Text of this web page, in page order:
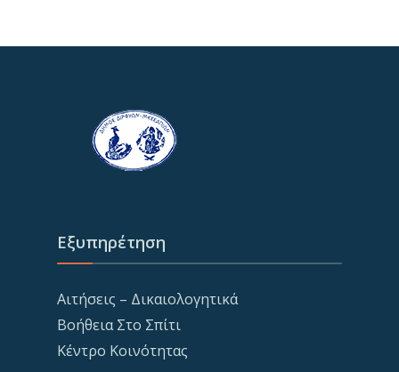
Εξυπηρέτηση
Αιτήσεις – Δικαιολογητικά
Βοήθεια Στο Σπίτι
Κέντρο Κοινότητας